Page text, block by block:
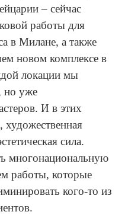
– сейчас
работы для
в Милане, а также
новом комплексе в
локации мы
но уже
И в этих
художественная
сила.
многонациональную
работы, которые
кого-то из